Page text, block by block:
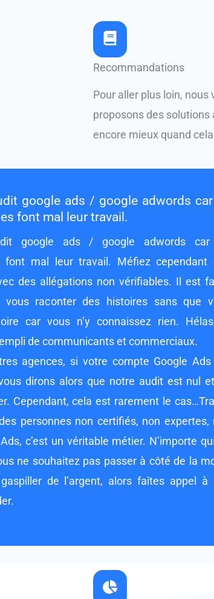
Recommandations
Pour aller plus loin, nous
proposons des solutions
encore mieux quand
google ads / google adwords
font mal leur travail.
google ads / google adwords
font mal leur travail. Méfiez cependant
des allégations non vérifiables. Il est
raconter des histoires sans que
car vous n’y connaissez rien.
de communicants et commerciaux.
agences, si votre compte Google
dirons alors que notre audit est nul
Cependant, cela est rarement le
personnes non certifiés, non expertes,
c’est un véritable métier. N’importe
ne souhaitez pas passer à côté de la
de l’argent, alors faîtes appel à